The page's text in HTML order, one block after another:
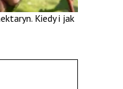
Kiedy i jak